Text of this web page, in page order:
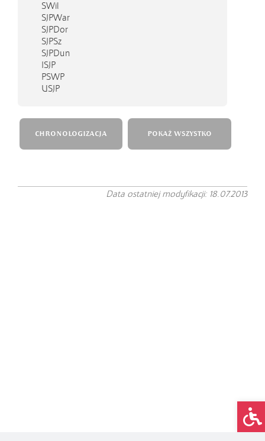
SWil
SJPWar
SJPDor
SJPSz
SJPDun
ISJP
PSWP
USJP
CHRONOLOGIZACJA POKAŻ WSZYSTKO
Data ostatniej modyfikacji: 18.07.2013